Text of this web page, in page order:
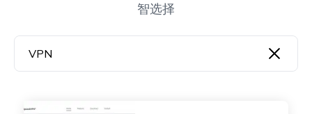
智选择
VPN